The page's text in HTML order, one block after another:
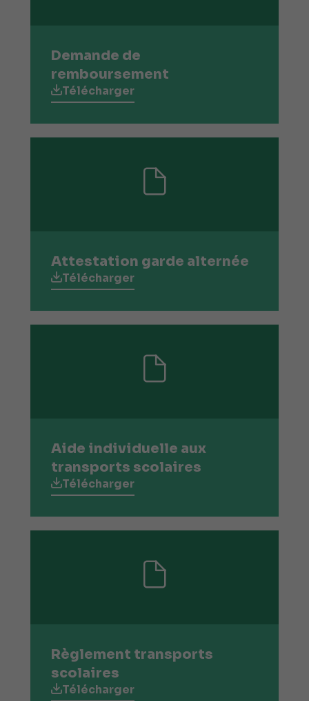
Demande de
remboursement
Télécharger
Attestation garde alternée
Télécharger
Aide individuelle aux
transports scolaires
Télécharger
Règlement transports
scolaires
Télécharger